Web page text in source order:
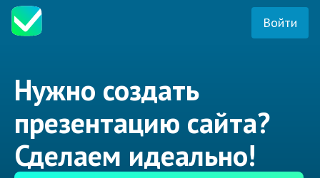
Войти
Нужно создать
презентацию сайта?
Сделаем идеально!